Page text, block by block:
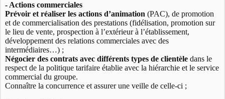
- Actions commerciales
Prévoir et réaliser les actions d’animation (PAC), de promotion
et de commercialisation des prestations (fidélisation, promotion sur
le lieu de vente, prospection à l’extérieur à l’établissement,
développement des relations commerciales avec des
intermédiaires…) ;
Négocier des contrats avec différents types de clientèledans le
respect de la politique tarifaire établie avec la hiérarchie et le service
commercial du groupe.
Connaître la concurrence et assurer une veille de celle-ci ;